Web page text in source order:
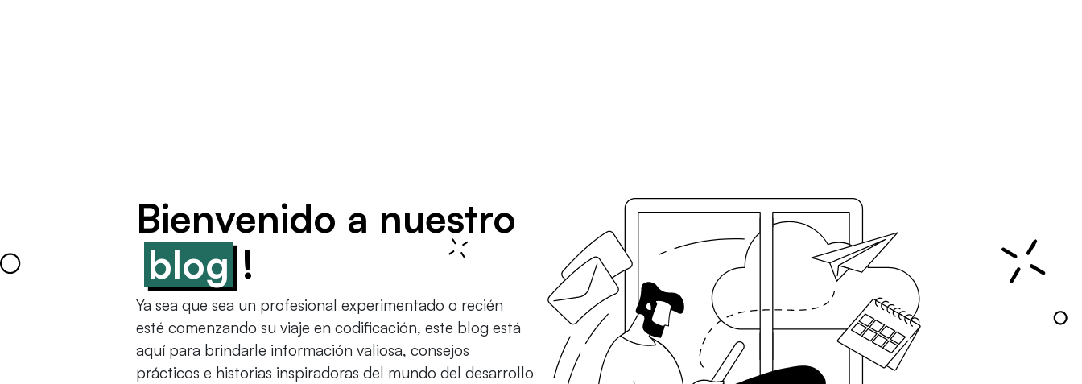
Bienvenido a nuestro
blog !
Ya sea que sea un profesional experimentado o recién
esté comenzando su viaje en codificación, este blog está
aquí para brindarle información valiosa, consejos
prácticos e historias inspiradoras del mundo del desarrollo